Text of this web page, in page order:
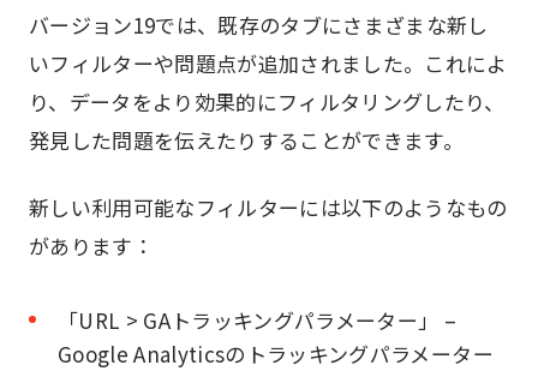
バージョン19では、既存のタブにさまざまな新し
いフィルターや問題点が追加されました。これによ
り、データをより効果的にフィルタリングしたり、
発見した問題を伝えたりすることができます。
新しい利用可能なフィルターには以下のようなもの
があります：
「URL > GAトラッキングパラメーター」 –
Google Analyticsのトラッキングパラメーター